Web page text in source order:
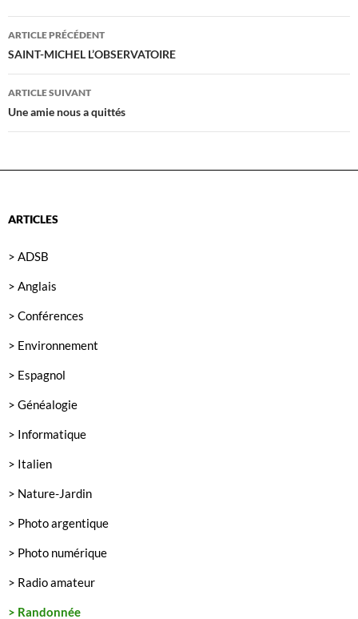
Navigation
des
articles
ARTICLE PRÉCÉDENT
SAINT-MICHEL L’OBSERVATOIRE
ARTICLE SUIVANT
Une amie nous a quittés
ARTICLES
> ADSB
> Anglais
> Conférences
> Environnement
> Espagnol
> Généalogie
> Informatique
> Italien
> Nature-Jardin
> Photo argentique
> Photo numérique
> Radio amateur
> Randonnée